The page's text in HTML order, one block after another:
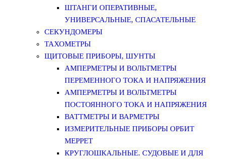
ШТАНГИ ОПЕРАТИВНЫЕ,
УНИВЕРСАЛЬНЫЕ, СПАСАТЕЛЬНЫЕ
СЕКУНДОМЕРЫ
ТАХОМЕТРЫ
ЩИТОВЫЕ ПРИБОРЫ, ШУНТЫ
АМПЕРМЕТРЫ И ВОЛЬТМЕТРЫ
ПЕРЕМЕННОГО ТОКА И НАПРЯЖЕНИЯ
АМПЕРМЕТРЫ И ВОЛЬТМЕТРЫ
ПОСТОЯННОГО ТОКА И НАПРЯЖЕНИЯ
ВАТТМЕТРЫ И ВАРМЕТРЫ
ИЗМЕРИТЕЛЬНЫЕ ПРИБОРЫ ОРБИТ
МЕРРЕТ
КРУГЛОШКАЛЬНЫЕ. СУДОВЫЕ И ДЛЯ